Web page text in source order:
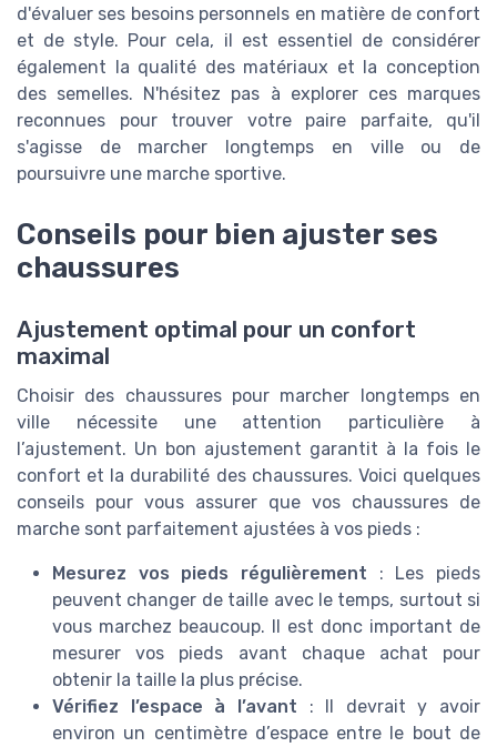
d'évaluer ses besoins personnels en matière de confort
et de style. Pour cela, il est essentiel de considérer
également la qualité des matériaux et la conception
des semelles. N'hésitez pas à explorer ces marques
reconnues pour trouver votre paire parfaite, qu'il
s'agisse de marcher longtemps en ville ou de
poursuivre une marche sportive.
Conseils pour bien ajuster ses
chaussures
Ajustement optimal pour un confort
maximal
Choisir des chaussures pour marcher longtemps en
ville nécessite une attention particulière à
l’ajustement. Un bon ajustement garantit à la fois le
confort et la durabilité des chaussures. Voici quelques
conseils pour vous assurer que vos chaussures de
marche sont parfaitement ajustées à vos pieds :
Mesurez vos pieds régulièrement : Les pieds
peuvent changer de taille avec le temps, surtout si
vous marchez beaucoup. Il est donc important de
mesurer vos pieds avant chaque achat pour
obtenir la taille la plus précise.
Vérifiez l’espace à l’avant : Il devrait y avoir
environ un centimètre d’espace entre le bout de